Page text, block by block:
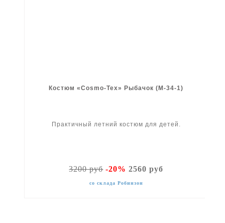
Костюм «Cosmo-Tex» Рыбачок (М-34-1)
Практичный летний костюм для детей.
3200 руб-20% 2560 руб
со склада Робинзон